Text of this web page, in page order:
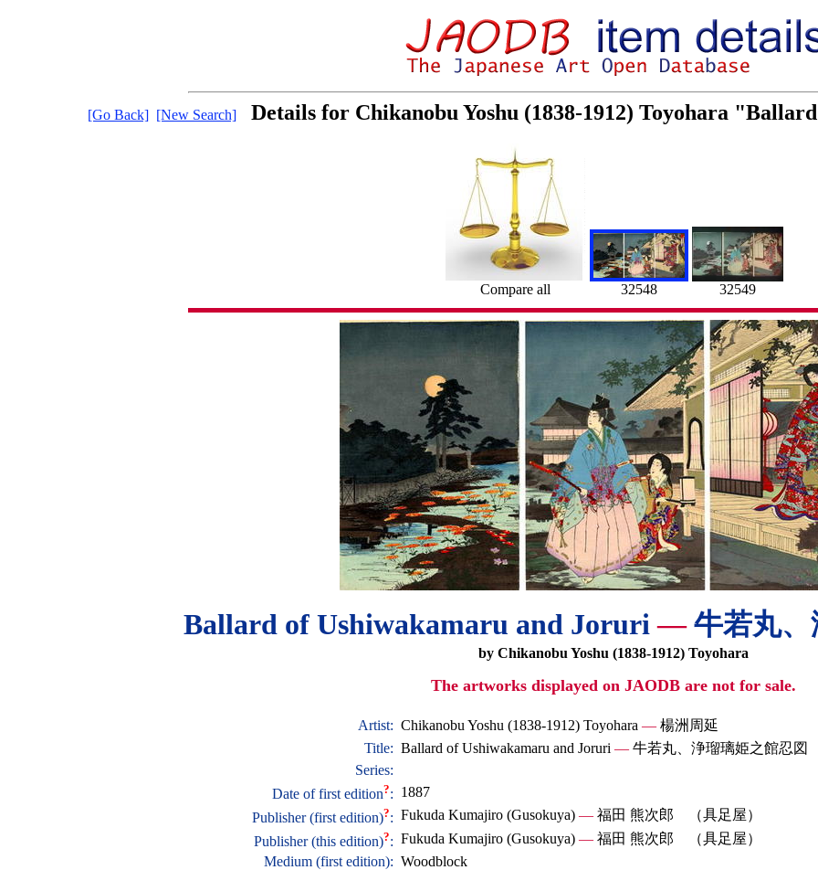
[Go Back] [New Search] Details for Chikanobu Yoshu (1838-1912) Toyohara
Compare all 32548 32549
Ballard of Ushiwakamaru and Joruri—牛若丸、
by Chikanobu Yoshu (1838-1912) Toyohara
The artworks displayed on JAODB are not for sale.
Artist: Chikanobu Yoshu (1838-1912) Toyohara —楊洲周延
Title: Ballard of Ushiwakamaru and Joruri —牛若丸、浄瑠璃姫之館忍図
Series:
Date of first edition?: 1887
Publisher (first edition)?: Fukuda Kumajiro (Gusokuya) —福田 熊次郎 （具足屋）
Publisher (this edition)?: Fukuda Kumajiro (Gusokuya) —福田 熊次郎 （具足屋）
Medium (first edition): Woodblock